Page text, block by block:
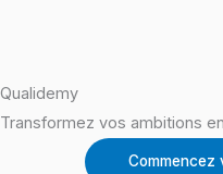
Qualidemy
Transformez vos ambitions
Commencez